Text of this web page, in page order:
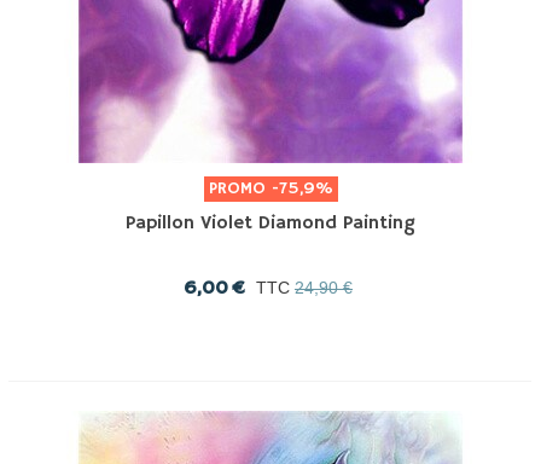
PROMO -75,9%
Papillon Violet Diamond Painting
6,00 € TTC 24,90 €